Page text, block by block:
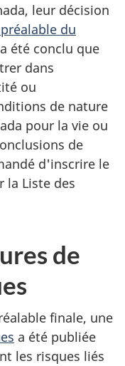
leur décision
du
été conclu que
dans
ou
de nature
pour la vie ou
de
d'inscrire le
la Liste des
de
finale, une
a été publiée
les risques liés